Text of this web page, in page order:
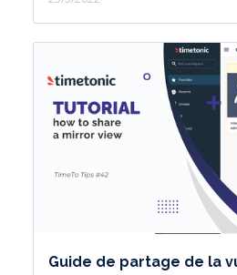
Guide de partage de la